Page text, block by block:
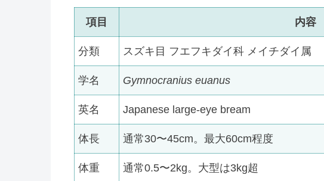
項目 内容
分類 スズキ目 フエフキダイ科 メイチダイ属
学名 Gymnocranius euanus
英名 Japanese large-eye bream
体長 通常30〜45cm。最大60cm程度
体重 通常0.5〜2kg。大型は3kg超